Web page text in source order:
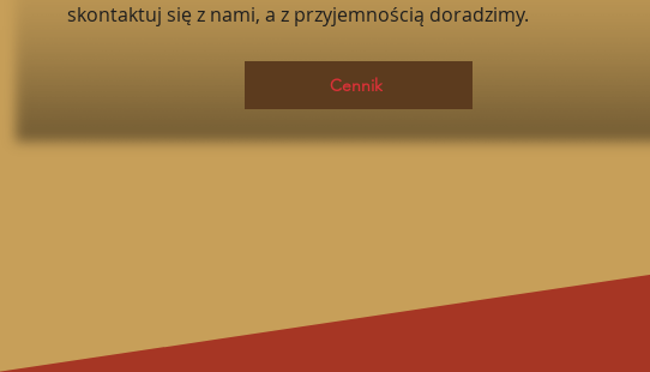
skontaktuj się z nami, a z przyjemnością doradzimy.
Cennik